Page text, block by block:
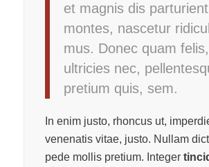
et magnis dis parturient
montes, nascetur
mus. Donec quam felis,
ultricies nec,
pretium quis, sem.
In enim justo, rhoncus ut,
venenatis vitae, justo. Nullam
pede mollis pretium. Integer